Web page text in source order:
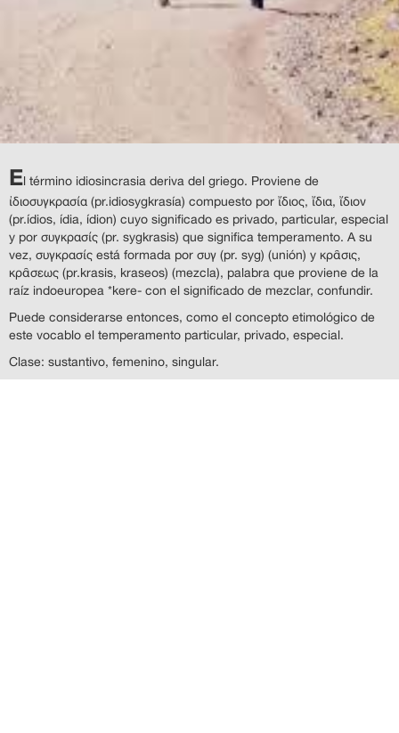
El término idiosincrasia deriva del griego. Proviene de
ἰδιοσυγκρασία (pr.idiosygkrasía) compuesto por ἴδιος, ἴδια, ἴδιον
(pr.ídios, ídia, ídion) cuyo significado es privado, particular, especial
y por συγκρασίς (pr. sygkrasis) que significa temperamento. A su
vez, συγκρασίς está formada por συγ (pr. syg) (unión) y κρᾶσις,
κρᾶσεως (pr.krasis, kraseos) (mezcla), palabra que proviene de la
raíz indoeuropea *kere- con el significado de mezclar, confundir.
Puede considerarse entonces, como el concepto etimológico de
este vocablo el temperamento particular, privado, especial.
Clase: sustantivo, femenino, singular.